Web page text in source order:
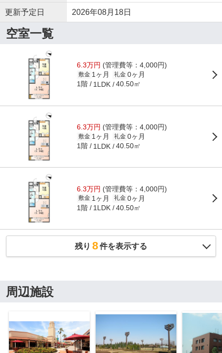
更新予定日 2026年08月18日
空室一覧
6.3万円 (管理費等：4,000円)
敷金 1ヶ月 礼金 0ヶ月
1階 1LDK 40.50㎡
6.3万円 (管理費等：4,000円)
敷金 1ヶ月 礼金 0ヶ月
1階 1LDK 40.50㎡
6.3万円 (管理費等：4,000円)
敷金 1ヶ月 礼金 0ヶ月
1階 1LDK 40.50㎡
残り 8件を表示する
周辺施設